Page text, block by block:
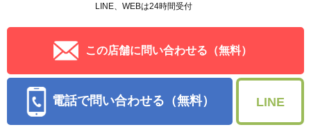
LINE、WEBは24時間受付
この店舗に問い合わせる（無料）
電話で問い合わせる（無料） LINE